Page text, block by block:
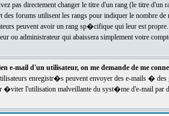
pas directement changer le titre d'un rang (le titre d'un
forums utilisent les rangs pour indiquer le nombre de
peuvent avoir un rang sp�cifique qui leur est
ou administrateur qui abaissera simplement votre
e-mail d'un utilisateur, on me demande de me
enregistr�s peuvent envoyer des e-mails �
l'utilisation malveillante du syst�me d'e-mail par